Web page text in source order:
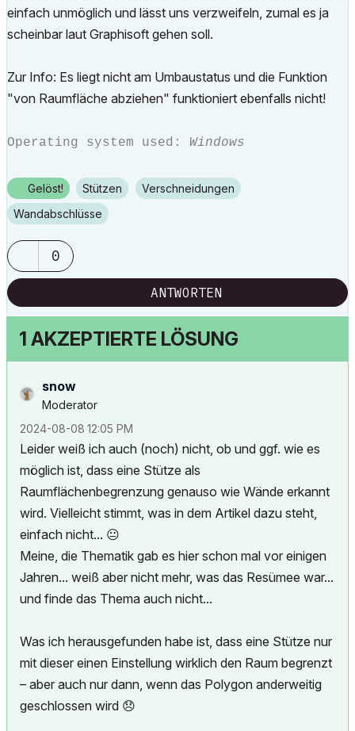
einfach unmöglich und lässt uns verzweifeln, zumal es ja
scheinbar laut Graphisoft gehen soll.
Zur Info: Es liegt nicht am Umbaustatus und die Funktion
"von Raumfläche abziehen" funktioniert ebenfalls nicht!
Operating system used: Windows
Gelöst! Stützen
Verschneidungen
Wandabschlüsse
0
ANTWORTEN
1 AKZEPTIERTE LÖSUNG
snow
Moderator
‎2024-08-08 12:05 PM
Leider weiß ich auch (noch) nicht, ob und ggf. wie es
möglich ist, dass eine Stütze als
Raumflächenbegrenzung genauso wie Wände erkannt
wird. Vielleicht stimmt, was in dem Artikel dazu steht,
einfach nicht... 😐
Meine, die Thematik gab es hier schon mal vor einigen
Jahren... weiß aber nicht mehr, was das Resümee war...
und finde das Thema auch nicht...
Was ich herausgefunden habe ist, dass eine Stütze nur
mit dieser einen Einstellung wirklich den Raum begrenzt
– aber auch nur dann, wenn das Polygon anderweitig
geschlossen wird 😞